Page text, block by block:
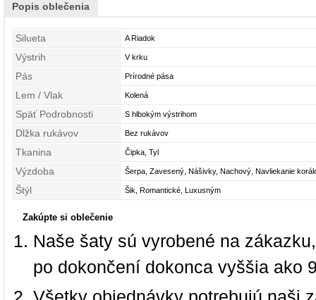
Popis oblečenia
Silueta A Riadok
Výstrih V krku
Pás Prírodné pása
Lem / Vlak Kolená
Späť Podrobnosti S hlbokým výstrihom
Dlžka rukávov Bez rukávov
Tkanina Čipka, Tyl
Výzdoba Šerpa, Zavesený, Nášivky, Nachový, Navliekanie
Štýl Šik, Romantické, Luxusným
Zakúpte si oblečenie
Naše šaty sú vyrobené na
po dokončení dokonca vyššia ako